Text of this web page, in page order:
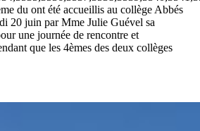
du ont été accueillis au collège Abbés
20 juin par Mme Julie Guével sa
une journée de rencontre et
que les 4èmes des deux collèges